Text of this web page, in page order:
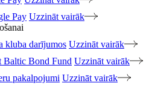
Pay Uzzināt vairāk
kluba darījumos Uzzināt vairāk
Baltic Bond Fund Uzzināt vairāk
pakalpojumi Uzzināt vairāk